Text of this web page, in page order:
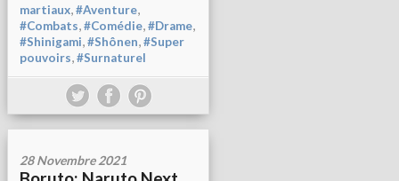
martiaux,#Aventure,
#Combats,#Comédie,#Drame,
#Shinigami,#Shônen,#Super
pouvoirs,#Surnaturel
28 Novembre 2021